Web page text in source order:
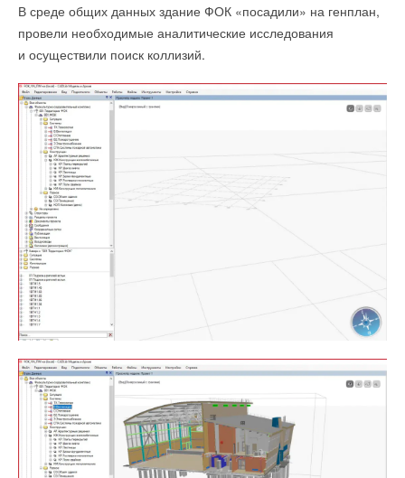
В среде общих данных здание ФОК «посадили» на генплан,
провели необходимые аналитические исследования
и осуществили поиск коллизий.